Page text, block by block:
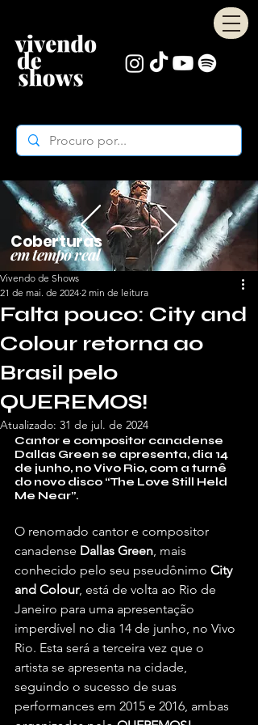
Coberturas
em tempo real
Falta pouco: City and
Colour retorna ao
Brasil pelo
QUEREMOS!
Vivendo de Shows
21 de mai. de 2024 2 min de leitura
Atualizado: 31 de jul. de 2024
Cantor e compositor canadense
Dallas Green se apresenta, dia 14
de junho, no Vivo Rio, com a turnê
do novo disco “The Love Still Held
Me Near”.
O renomado cantor e compositor
canadense Dallas Green, mais
conhecido pelo seu pseudônimo City
and Colour, está de volta ao Rio de
Janeiro para uma apresentação
imperdível no dia 14 de junho, no Vivo
Rio. Esta será a terceira vez que o
artista se apresenta na cidade,
seguindo o sucesso de suas
performances em 2015 e 2016, ambas